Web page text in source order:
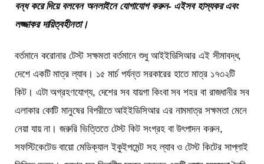
বন্ধ করে দিয়ে বলবেন অনলাইনে যোগাযোগ করুন- এইসব হাস্যকর এবং
লজ্জাকর দায়িত্বহীনতা।
বর্তমানে করোনার টেস্ট সক্ষমতা বর্তমানে শুধু আইইডিসিআর এই সীমাবদ্ধ,
দেশে একটি মাত্র ল্যাব। ১৫ মার্চ পর্যন্ত সরকারের হাতে মাত্র ১৭৩২টি
কিট। এটা অগ্রহণযোগ্য, দেশের সব যায়গা কিংবা সব শহর বা রাজধানীর সব
এলাকার কোটি মানুষের বিপরীতে আইইডিসিআর এর নামমাত্র সক্ষমতা মেনে
নেয়া যায় না। জরুরি ভিত্তিতে টেস্ট কিট সংগ্রহ বা উৎপাদন করুন,
সফস্টিকেটেড বায়ো মেডিক্যাল ইকুইপমেন্ট সহ ল্যাব ও টেস্ট কিটের সাপ্লাই